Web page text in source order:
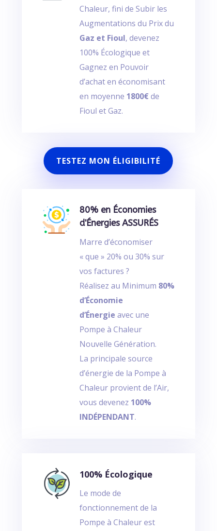
Chaleur, fini de Subir les
Augmentations du Prix du
Gaz et Fioul, devenez
100% Écologique et
Gagnez en Pouvoir
d’achat en économisant
en moyenne 1800€ de
Fioul et Gaz.
TESTEZ MON ÉLIGIBILITÉ
80% en Économies
d'Énergies ASSURÉS
Marre d’économiser
« que » 20% ou 30% sur
vos factures ?
Réalisez au Minimum 80%
d’Économie
d’Énergie avec une
Pompe à Chaleur
Nouvelle Génération.
La principale source
d’énergie de la Pompe à
Chaleur provient de l’Air,
vous devenez 100%
INDÉPENDANT.
100% Écologique
Le mode de
fonctionnement de la
Pompe à Chaleur est